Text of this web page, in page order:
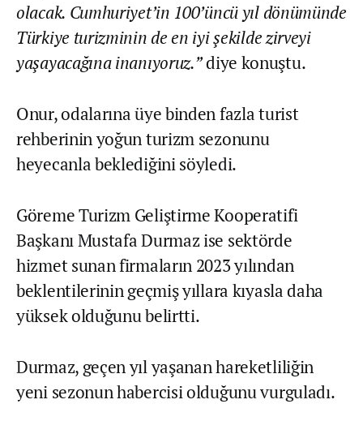
olacak. Cumhuriyet’in 100’üncü yıl dönümünde
Türkiye turizminin de en iyi şekilde zirveyi
yaşayacağına inanıyoruz.”diye konuştu.
Onur, odalarına üye binden fazla turist
rehberinin yoğun turizm sezonunu
heyecanla beklediğini söyledi.
Göreme Turizm Geliştirme Kooperatifi
Başkanı Mustafa Durmaz ise sektörde
hizmet sunan firmaların 2023 yılından
beklentilerinin geçmiş yıllara kıyasla daha
yüksek olduğunu belirtti.
Durmaz, geçen yıl yaşanan hareketliliğin
yeni sezonun habercisi olduğunu vurguladı.